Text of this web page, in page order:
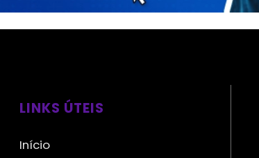
LINKS ÚTEIS
Início